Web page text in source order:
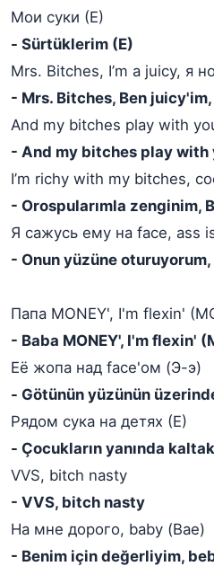
Мои суки (Е)
- Sürtüklerim (E)
Mrs. Bitches, I’m a juicy, я
- Mrs. Bitches, Ben juicy'im,
And my bitches play with
- And my bitches play with
I’m richy with my bitches,
- Orospularımla zenginim,
Я сажусь ему на face, ass
- Onun yüzüne
Папа MONEY', I'm flexin'
- Baba MONEY', I'm flexin'
Её жопа над face'ом (Э-э)
- Götünün yüzünün
Рядом сука на детях (Е)
- Çocukların yanında
VVS, bitch nasty
- VVS, bitch nasty
На мне дорого, baby (Bae)
- Benim için değerliyim,